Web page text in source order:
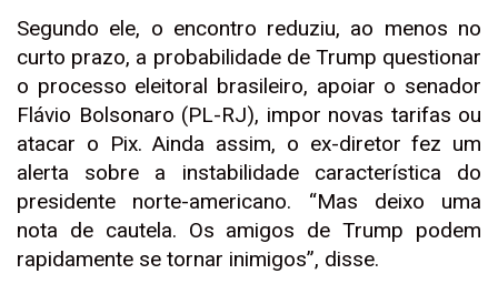
Segundo ele, o encontro reduziu, ao menos no
curto prazo, a probabilidade de Trump questionar
o processo eleitoral brasileiro, apoiar o senador
Flávio Bolsonaro (PL-RJ), impor novas tarifas ou
atacar o Pix. Ainda assim, o ex-diretor fez um
alerta sobre a instabilidade característica do
presidente norte-americano. “Mas deixo uma
nota de cautela. Os amigos de Trump podem
rapidamente se tornar inimigos”, disse.